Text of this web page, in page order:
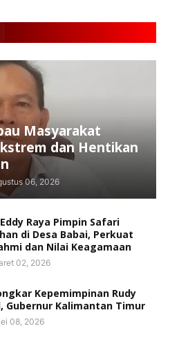
Masyarakat
dan Hentikan
06, 2026
Raya Pimpin Safari
di Desa Babai, Perkuat
dan Nilai Keagamaan
02, 2026
Kepemimpinan Rudy
Gubernur Kalimantan Timur
08, 2026